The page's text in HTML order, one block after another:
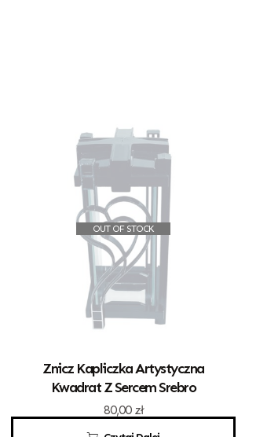
OUT OF STOCK
Znicz Kapliczka Artystyczna
Kwadrat Z Sercem Srebro
80,00 zł